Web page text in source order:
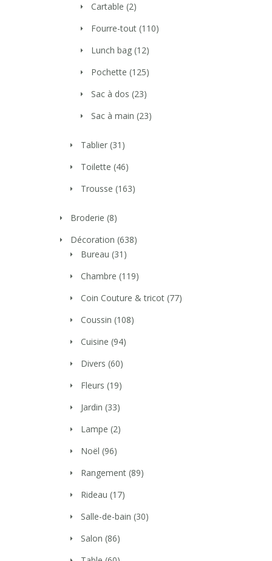
Cartable (2)
Fourre-tout (110)
Lunch bag (12)
Pochette (125)
Sac à dos (23)
Sac à main (23)
Tablier (31)
Toilette (46)
Trousse (163)
Broderie (8)
Décoration (638)
Bureau (31)
Chambre (119)
Coin Couture & tricot (77)
Coussin (108)
Cuisine (94)
Divers (60)
Fleurs (19)
Jardin (33)
Lampe (2)
Noël (96)
Rangement (89)
Rideau (17)
Salle-de-bain (30)
Salon (86)